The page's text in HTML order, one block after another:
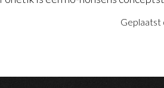
Geplaatst